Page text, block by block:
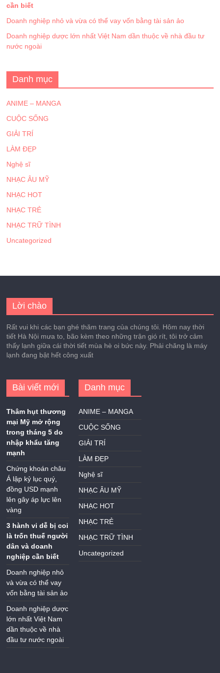
cần biết
Doanh nghiệp nhỏ và vừa có thể vay vốn bằng tài sản ảo
Doanh nghiệp dược lớn nhất Việt Nam dần thuộc về nhà đầu tư
nước ngoài
Danh mục
ANIME – MANGA
CUỘC SỐNG
GIẢI TRÍ
LÀM ĐẸP
Nghệ sĩ
NHẠC ÂU MỸ
NHẠC HOT
NHẠC TRẺ
NHẠC TRỮ TÌNH
Uncategorized
Lời chào
Rất vui khi các bạn ghé thăm trang của chúng tôi. Hôm nay thời
tiết Hà Nội mưa to, bão kèm theo những trận gió rít, tôi trở cảm
thấy lạnh giữa cái thời tiết mùa hè oi bức này. Phải chăng là máy
lạnh đang bật hết công xuất
Bài viết mới
Thâm hụt thương
mại Mỹ mở rộng
trong tháng 5 do
nhập khẩu tăng
mạnh
Chứng khoán châu
Á lập kỷ lục quý,
đồng USD mạnh
lên gây áp lực lên
vàng
3 hành vi dễ bị coi
là trốn thuế người
dân và doanh
nghiệp cần biết
Doanh nghiệp nhỏ
và vừa có thể vay
vốn bằng tài sản ảo
Doanh nghiệp dược
lớn nhất Việt Nam
dần thuộc về nhà
đầu tư nước ngoài
Danh mục
ANIME – MANGA
CUỘC SỐNG
GIẢI TRÍ
LÀM ĐẸP
Nghệ sĩ
NHẠC ÂU MỸ
NHẠC HOT
NHẠC TRẺ
NHẠC TRỮ TÌNH
Uncategorized